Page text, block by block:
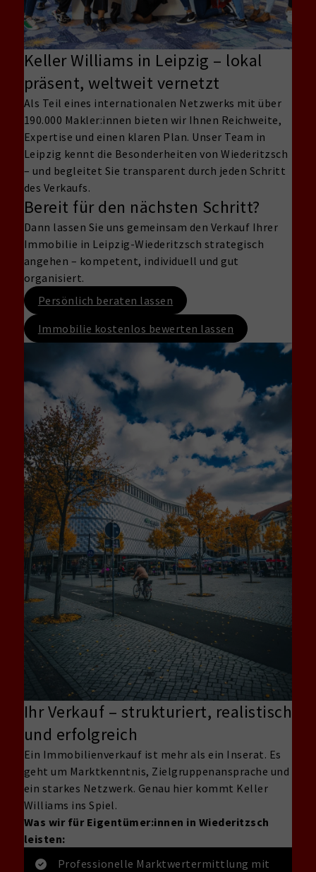
Keller Williams in Leipzig – lokal
präsent, weltweit vernetzt
Als Teil eines internationalen Netzwerks mit über
190.000 Makler:innen bieten wir Ihnen Reichweite,
Expertise und einen klaren Plan. Unser Team in
Leipzig kennt die Besonderheiten von Wiederitzsch
– und begleitet Sie transparent durch jeden Schritt
des Verkaufs.
Bereit für den nächsten Schritt?
Dann lassen Sie uns gemeinsam den Verkauf Ihrer
Immobilie in Leipzig-Wiederitzsch strategisch
angehen – kompetent, individuell und gut
organisiert.
Persönlich beraten lassen
Immobilie kostenlos bewerten lassen
Ihr Verkauf – strukturiert, realistisch
und erfolgreich
Ein Immobilienverkauf ist mehr als ein Inserat. Es
geht um Marktkenntnis, Zielgruppenansprache und
ein starkes Netzwerk. Genau hier kommt Keller
Williams ins Spiel.
Was wir für Eigentümer:innen in Wiederitzsch
leisten:
Professionelle Marktwertermittlung mit